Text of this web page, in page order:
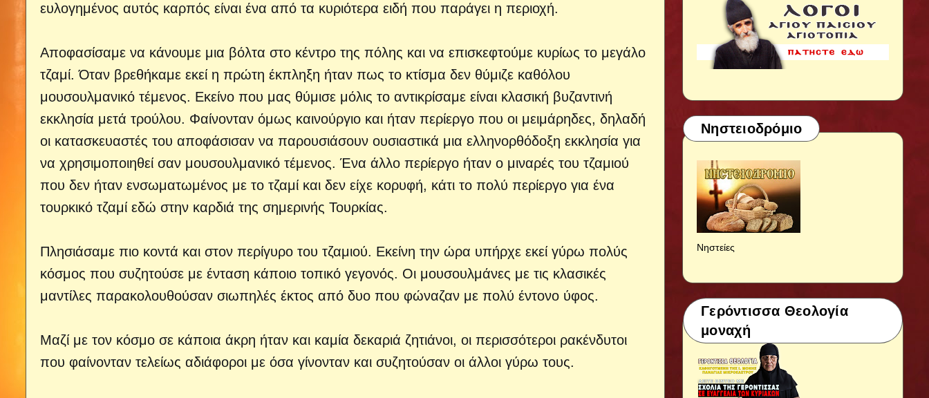
ευλογημένος αυτός καρπός είναι ένα από τα κυριότερα ειδή που παράγει η περιοχή.
Αποφασίσαμε να κάνουμε μια βόλτα στο κέντρο της πόλης και να επισκεφτούμε κυρίως το μεγάλο
τζαμί. Όταν βρεθήκαμε εκεί η πρώτη έκπληξη ήταν πως το κτίσμα δεν θύμιζε καθόλου
μουσουλμανικό τέμενος. Εκείνο που μας θύμισε μόλις το αντικρίσαμε είναι κλασική βυζαντινή
εκκλησία μετά τρούλου. Φαίνονταν όμως καινούργιο και ήταν περίεργο που οι μειμάρηδες, δηλαδή
οι κατασκευαστές του αποφάσισαν να παρουσιάσουν ουσιαστικά μια ελληνορθόδοξη εκκλησία για
να χρησιμοποιηθεί σαν μουσουλμανικό τέμενος. Ένα άλλο περίεργο ήταν ο μιναρές του τζαμιού
που δεν ήταν ενσωματωμένος με το τζαμί και δεν είχε κορυφή, κάτι το πολύ περίεργο για ένα
τουρκικό τζαμί εδώ στην καρδιά της σημερινής Τουρκίας.
Πλησιάσαμε πιο κοντά και στον περίγυρο του τζαμιού. Εκείνη την ώρα υπήρχε εκεί γύρω πολύς
κόσμος που συζητούσε με ένταση κάποιο τοπικό γεγονός. Οι μουσουλμάνες με τις κλασικές
μαντίλες παρακολουθούσαν σιωπηλές έκτος από δυο που φώναζαν με πολύ έντονο ύφος.
Μαζί με τον κόσμο σε κάποια άκρη ήταν και καμία δεκαριά ζητιάνοι, οι περισσότεροι ρακένδυτοι
που φαίνονταν τελείως αδιάφοροι με όσα γίνονταν και συζητούσαν οι άλλοι γύρω τους.
Νηστειοδρόμιο
Νηστείες
Γερόντισσα Θεολογία
μοναχή